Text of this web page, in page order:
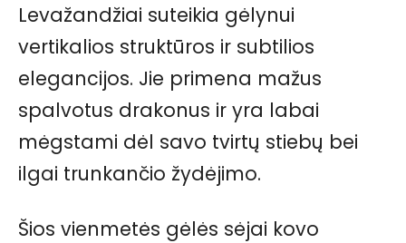
Levažandžiai suteikia gėlynui
vertikalios struktūros ir subtilios
elegancijos. Jie primena mažus
spalvotus drakonus ir yra labai
mėgstami dėl savo tvirtų stiebų bei
ilgai trunkančio žydėjimo.
Šios vienmetės gėlės sėjai kovo